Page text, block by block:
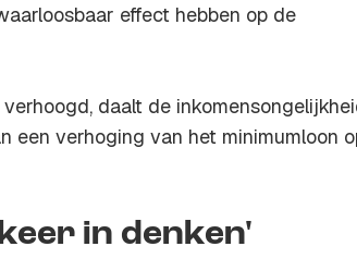
effect hebben op de
daalt de
een verhoging van het minimumloon
in denken'